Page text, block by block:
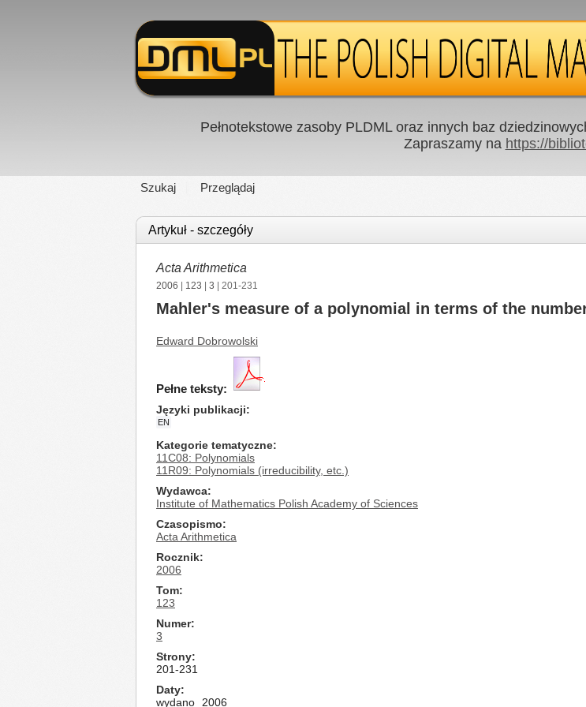
Pełnotekstowe zasoby PLDML oraz innych baz
Zapraszamy na https://
Szukaj Przeglądaj
Artykuł - szczegóły
Acta Arithmetica
2006 123 3 | 201-231
Mahler's measure of a polynomial in terms of the
Edward Dobrowolski
Pełne teksty:
Języki publikacji
EN
Kategorie tematyczne
11C08: Polynomials
11R09: Polynomials (irreducibility, etc.)
Wydawca
Institute of Mathematics Polish Academy of Sciences
Czasopismo
Acta Arithmetica
Rocznik
2006
Tom
123
Numer
3
Strony
201-231
Daty
wydano
2006